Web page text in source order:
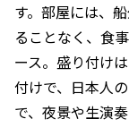
す。部屋には、
ることなく、食
ース。盛り付け
付けで、日本人
で、夜景や生演